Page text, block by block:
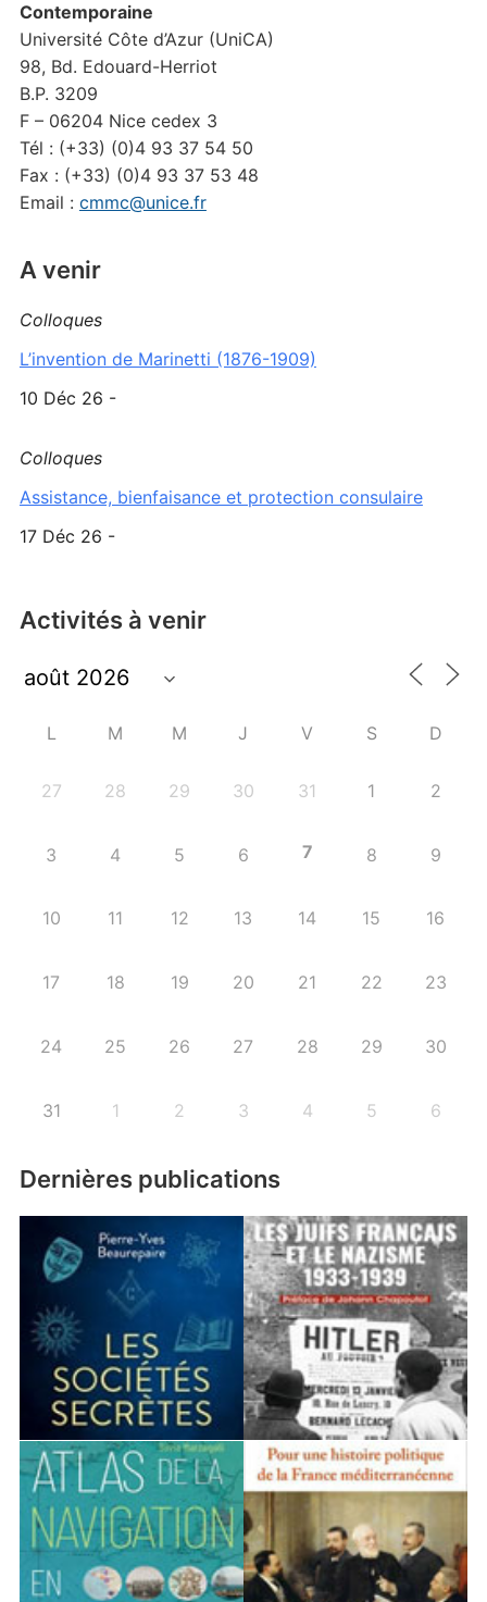
Contemporaine
Université Côte d’Azur (UniCA)
98, Bd. Edouard-Herriot
B.P. 3209
F – 06204 Nice cedex 3
Tél : (+33) (0)4 93 37 54 50
Fax : (+33) (0)4 93 37 53 48
Email : cmmc@unice.fr
A venir
Colloques
L’invention de Marinetti (1876-1909)
10 Déc 26 -
Colloques
Assistance, bienfaisance et protection consulaire
17 Déc 26 -
Activités à venir
L M M J V S D
27 28 29 30 31 1 2
3 4 5 6 7 8 9
10 11 12 13 14 15 16
17 18 19 20 21 22 23
24 25 26 27 28 29 30
31 1 2 3 4 5 6
Dernières publications